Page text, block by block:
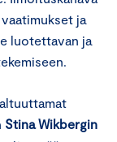
ja
luotettavan ja
Stina Wikbergin